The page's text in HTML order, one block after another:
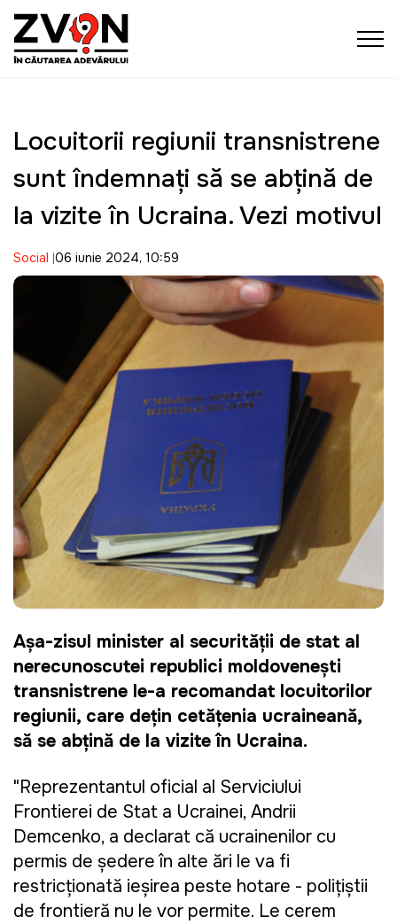
Locuitorii regiunii transnistrene
sunt îndemnați să se abțină de
la vizite în Ucraina. Vezi motivul
Social 06 iunie 2024, 10:59
Așa-zisul minister al securității de stat al
nerecunoscutei republici moldovenești
transnistrene le-a recomandat locuitorilor
regiunii, care dețin cetățenia ucraineană,
să se abțină de la vizite în Ucraina.
"Reprezentantul oficial al Serviciului
Frontierei de Stat a Ucrainei, Andrii
Demcenko, a declarat că ucrainenilor cu
permis de ședere în alte țări le va fi
restricționată ieșirea peste hotare - polițiștii
de frontieră nu le vor permite. Le cerem